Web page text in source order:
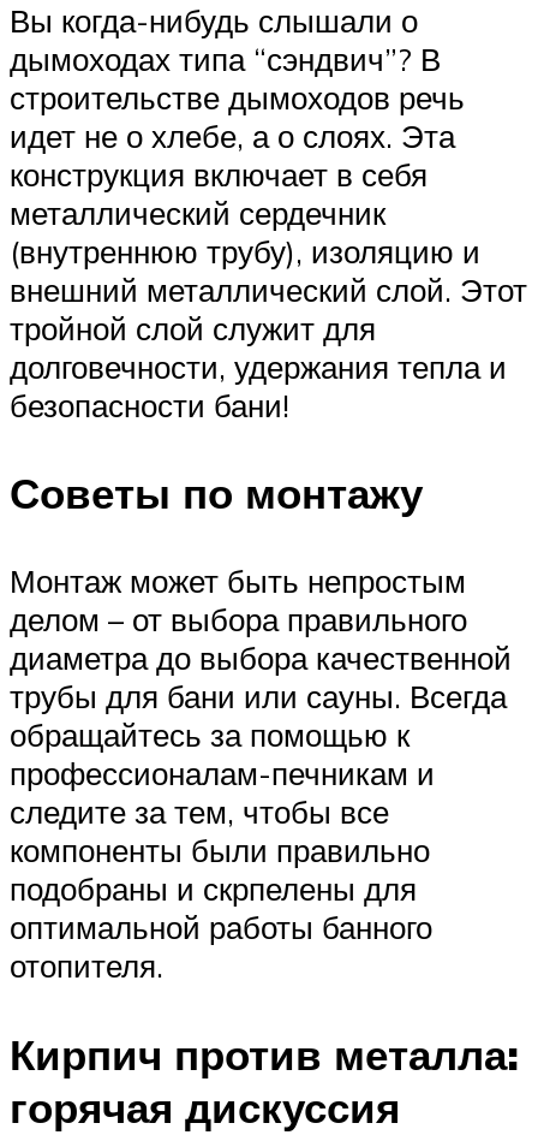
Вы когда-нибудь слышали о
дымоходах типа “сэндвич”? В
строительстве дымоходов речь
идет не о хлебе, а о слоях. Эта
конструкция включает в себя
металлический сердечник
(внутреннюю трубу), изоляцию и
внешний металлический слой. Этот
тройной слой служит для
долговечности, удержания тепла и
безопасности бани!
Советы по монтажу
Монтаж может быть непростым
делом – от выбора правильного
диаметра до выбора качественной
трубы для бани или сауны. Всегда
обращайтесь за помощью к
профессионалам-печникам и
следите за тем, чтобы все
компоненты были правильно
подобраны и скрпелены для
оптимальной работы банного
отопителя.
Кирпич против металла:
горячая дискуссия